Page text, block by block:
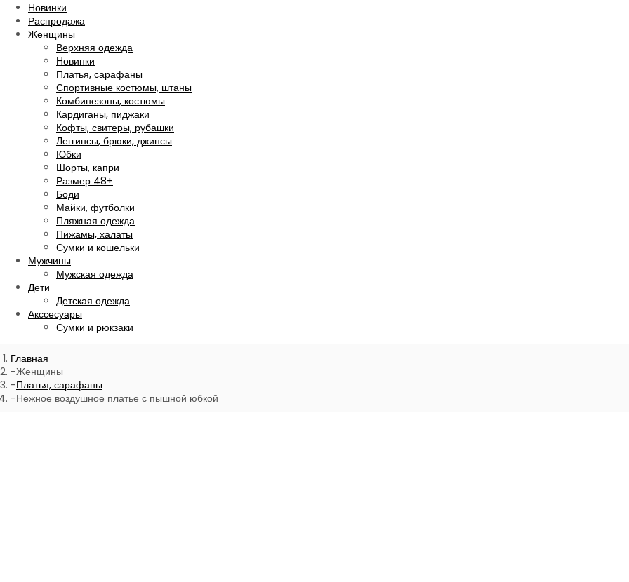
Новинки
Распродажа
Женщины
Верхняя одежда
Новинки
Платья, сарафаны
Спортивные костюмы, штаны
Комбинезоны, костюмы
Кардиганы, пиджаки
Кофты, свитеры, рубашки
Леггинсы, брюки, джинсы
Юбки
Шорты, капри
Размер 48+
Боди
Майки, футболки
Пляжная одежда
Пижамы, халаты
Сумки и кошельки
Мужчины
Мужская одежда
Дети
Детская одежда
Акссесуары
Сумки и рюкзаки
Главная
Женщины
Платья, сарафаны
Нежное воздушное платье с пышной юбкой